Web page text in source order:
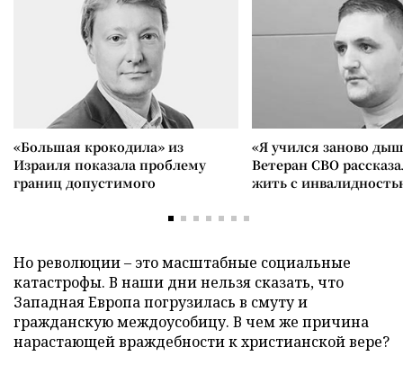
«Большая крокодила» из
Израиля показала проблему
границ допустимого
«Я учился заново
Ветеран СВО
жить с
Но революции – это масштабные социальные
катастрофы. В наши дни нельзя сказать, что
Западная Европа погрузилась в смуту и
гражданскую междоусобицу. В чем же причина
нарастающей враждебности к христианской вере?